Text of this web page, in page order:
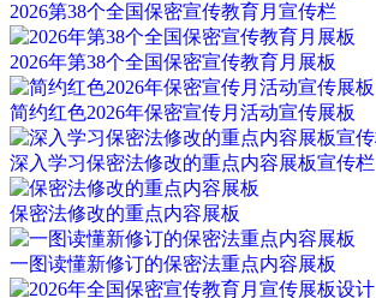
2026第38个全国保密宣传教育月宣传栏
2026年第38个全国保密宣传教育月展板
简约红色2026年保密宣传月活动宣传展板
深入学习保密法修改的重点内容展板宣传栏
保密法修改的重点内容展板
一图读懂新修订的保密法重点内容展板